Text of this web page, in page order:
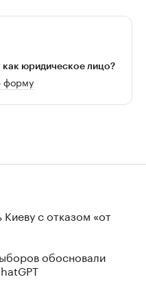
юридическое лицо?
форму
с отказом «от
обосновали